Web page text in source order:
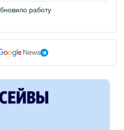
работу